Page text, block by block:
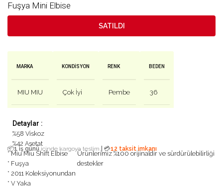
Fuşya Mini Elbise
SATILDI
MARKA
MIU MIU
KONDISYON
Çok İyi
RENK
Pembe
BEDEN
36
Detaylar :
%58 Viskoz
%42 Asetat
📦1 iş günü içinde kargoya teslim 💳12 taksit imkanı
* Miu Miu Shift Elbise
* Fuşya
* 2011 Koleksiyonundan
* V Yaka
Ürünlerimiz %100 orijinaldir ve sürdürülebilirliği
destekler